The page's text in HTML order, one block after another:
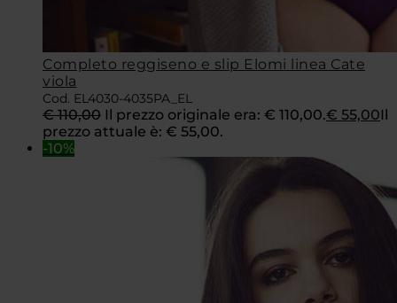
Completo reggiseno e slip Elomi linea Cate
viola
Cod. EL4030-4035PA_EL
€110,00 Il prezzo originale era: € 110,00.€ 55,00Il
prezzo attuale è: € 55,00.
-10%